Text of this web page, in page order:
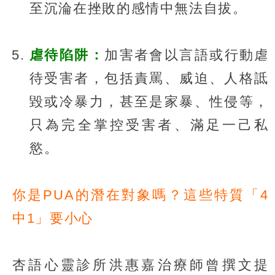
至沉淪在挫敗的感情中無法自拔。
虐待陷阱： 加害者會以言語或行動虐
待受害者，包括責罵、威迫、人格詆
毀或冷暴力，甚至是家暴、性侵等，
只為完全掌控受害者、滿足一己私
慾。
你是PUA的潛在對象嗎？這些特質「4
中1」要小心
杏語心靈診所洪惠嘉治療師曾撰文提